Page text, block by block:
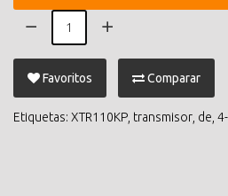
Favoritos Comparar
Etiquetas: XTR110KP transmisor de